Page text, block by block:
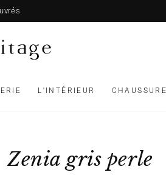
L'INTÉRIEUR
Zenia gris perle